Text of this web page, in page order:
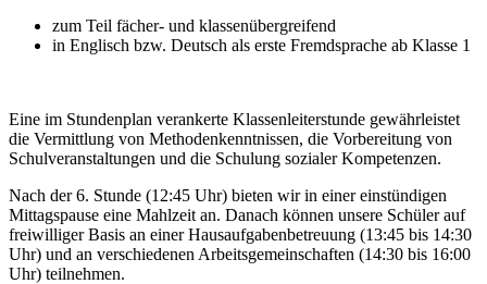
zum Teil fächer- und klassenübergreifend
in Englisch bzw. Deutsch als erste Fremdsprache ab Klasse 1
Eine im Stundenplan verankerte Klassenleiterstunde gewährleistet
die Vermittlung von Methodenkenntnissen, die Vorbereitung von
Schulveranstaltungen und die Schulung sozialer Kompetenzen.
Nach der 6. Stunde (12:45 Uhr) bieten wir in einer einstündigen
Mittagspause eine Mahlzeit an. Danach können unsere Schüler auf
freiwilliger Basis an einer Hausaufgabenbetreuung (13:45 bis 14:30
Uhr) und an verschiedenen Arbeitsgemeinschaften (14:30 bis 16:00
Uhr) teilnehmen.